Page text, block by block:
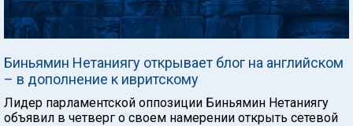
Биньямин Нетаниягу открывает блог на английском
– в дополнение к ивритскому
Лидер парламентской оппозиции Биньямин Нетаниягу
объявил в четверг о своем намерении открыть сетевой